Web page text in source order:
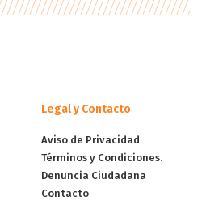
Legal y Contacto
Aviso de Privacidad
Términos y Condiciones.
Denuncia Ciudadana
Contacto